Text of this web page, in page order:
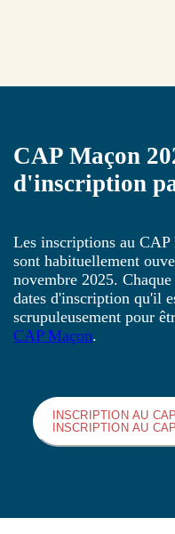
CAP Maçon
d'inscription
Les inscriptions au
sont habituellement
novembre 2025.
dates d'inscription qu'il
scrupuleusement pour
CAP Maçon.
INSCRIPTION AU
INSCRIPTION AU